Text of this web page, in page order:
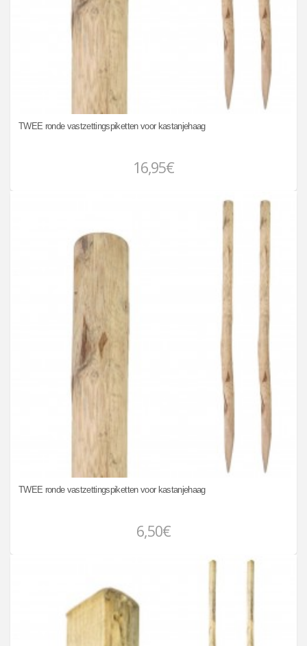
TWEE ronde vastzettingspiketten voor kastanjehaag
16,95€
TWEE ronde vastzettingspiketten voor kastanjehaag
6,50€